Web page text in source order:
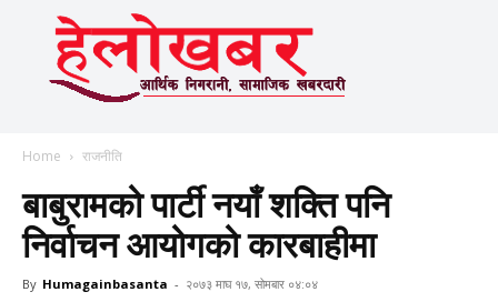
Home राजनीति
बाबुरामको पार्टी नयाँ शक्ति पनि
निर्वाचन आयोगको कारबाहीमा
By Humagainbasanta - २०७३ माघ १७, सोमबार ०४:०४